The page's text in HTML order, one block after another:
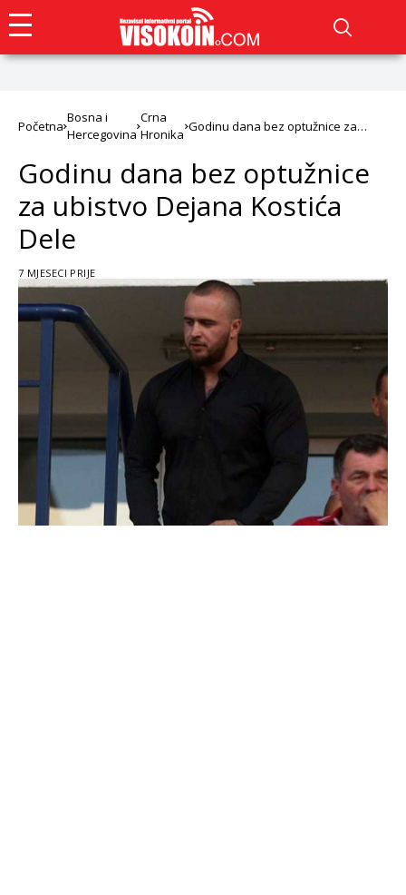
Početna
Bosna i
Hercegovina
Crna
Hronika
Godinu dana bez optužnice za
Godinu dana bez optužnice
za ubistvo Dejana Kostića
Dele
7 MJESECI PRIJE